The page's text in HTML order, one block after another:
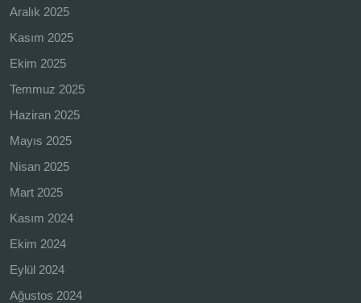
Aralık 2025
Kasım 2025
Ekim 2025
Temmuz 2025
Haziran 2025
Mayıs 2025
Nisan 2025
Mart 2025
Kasım 2024
Ekim 2024
Eylül 2024
Ağustos 2024